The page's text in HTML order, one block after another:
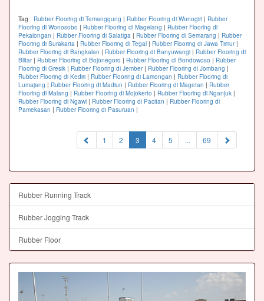
Tag : Rubber Flooring di Temanggung | Rubber Flooring di Wonogiri | Rubber
Flooring di Wonosobo | Rubber Flooring di Magelang | Rubber Flooring di
Pekalongan | Rubber Flooring di Salatiga | Rubber Flooring di Semarang | Rubber
Flooring di Surakarta | Rubber Flooring di Tegal | Rubber Flooring di Jawa Timur|
Rubber Flooring di Bangkalan | Rubber Flooring di Banyuwangi | Rubber Flooring di
Blitar| Rubber Flooring di Bojonegoro | Rubber Flooring di Bondowoso | Rubber
Flooring di Gresik | Rubber Flooring di Jember| Rubber Flooring di Jombang |
Rubber Flooring di Kediri | Rubber Flooring di Lamongan | Rubber Flooring di
Lumajang | Rubber Flooring di Madiun | Rubber Flooring di Magetan | Rubber
Flooring di Malang | Rubber Flooring di Mojokerto | Rubber Flooring di Nganjuk |
Rubber Flooring di Ngawi | Rubber Flooring di Pacitan | Rubber Flooring di
Pamekasan | Rubber Flooring di Pasuruan |
1 2 3 (current)
4 5 ... 69
Rubber Running Track
Rubber Jogging Track
Rubber Floor